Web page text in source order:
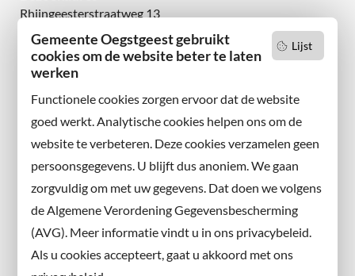
Lijst
Gemeente Oegstgeest gebruikt
cookies om de website beter te laten
werken
Functionele cookies zorgen ervoor dat de website
goed werkt. Analytische cookies helpen ons om de
website te verbeteren. Deze cookies verzamelen geen
persoonsgegevens. U blijft dus anoniem. We gaan
zorgvuldig om met uw gegevens. Dat doen we volgens
de Algemene Verordening Gegevensbescherming
(AVG). Meer informatie vindt u in ons privacybeleid.
Als u cookies accepteert, gaat u akkoord met ons
Rhijngeesterstraatweg 13
2342 AN Oegstgeest
Wilt u niets missen?
en volg ons ook op sociale media.
Facebook
X
Instagram
Contact met de gemeente